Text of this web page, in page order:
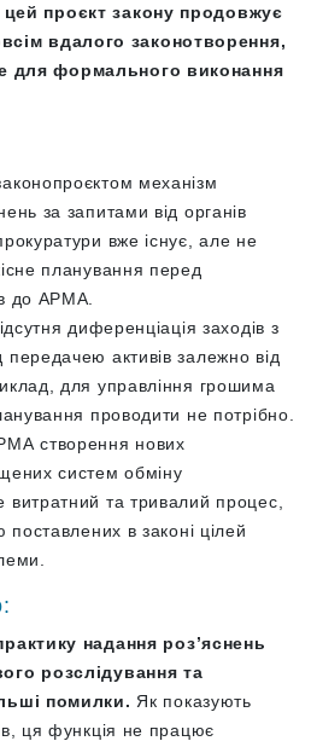
проєкт закону продовжує
вдалого законотворення,
для формального виконання
механізм
за запитами від органів
вже існує, але не
планування перед
до АРМА.
диференціація заходів з
активів залежно від
для управління грошима
проводити не потрібно.
створення нових
систем обміну
та тривалий процес,
поставлених в законі цілей
надання розʼяснень
розслідування та
помилки. Як показують
ця функція не працює